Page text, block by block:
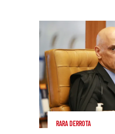
RARA DERROTA